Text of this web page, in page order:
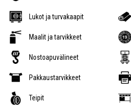
Lukot ja turvakaapit
Maalit ja tarvikkeet
Nostoapuvälineet
Pakkaustarvikkeet
Teipit